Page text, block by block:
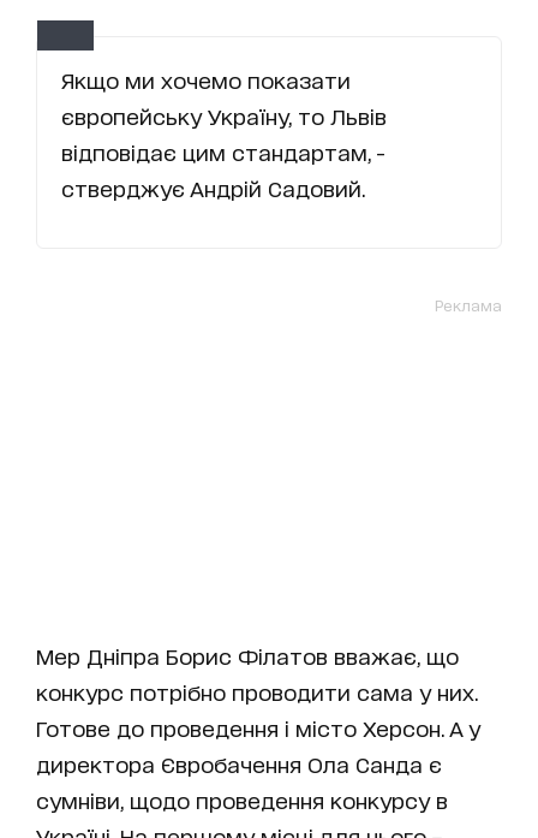
Якщо ми хочемо показати
європейську Україну, то Львів
відповідає цим стандартам, -
стверджує Андрій Садовий.
Реклама
Мер Дніпра Борис Філатов вважає, що
конкурс потрібно проводити сама у них.
Готове до проведення і місто Херсон. А у
директора Євробачення Ола Санда є
сумніви, щодо проведення конкурсу в